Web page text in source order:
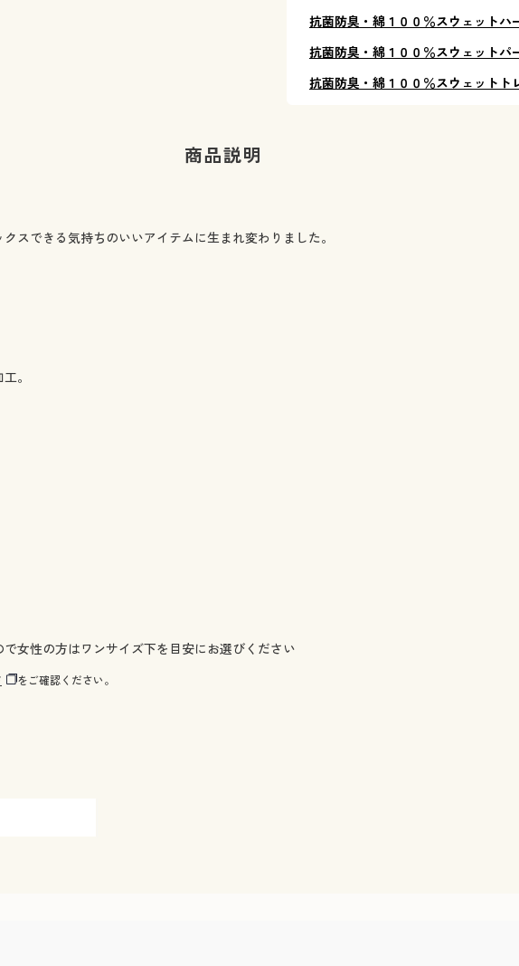
抗菌防臭・綿１００％スウェットハ
抗菌防臭・綿１００％スウェットパ
抗菌防臭・綿１００％スウェットト
商品説明
スできる気持ちのいいアイテムに生まれ変わりました。
。
女性の方はワンサイズ下を目安にお選びください
をご確認ください。